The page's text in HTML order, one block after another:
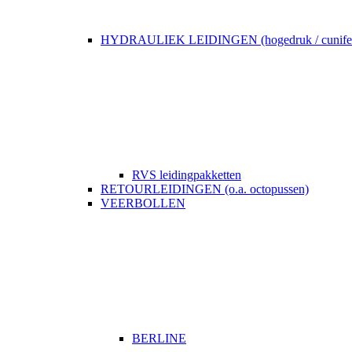
HYDRAULIEK LEIDINGEN (hogedruk /
RVS leidingpakketten
RETOURLEIDINGEN (o.a. octopussen)
VEERBOLLEN
BERLINE